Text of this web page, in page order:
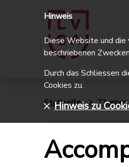
Startseite
Hinweis
Diese Website und die
beschriebenen
Durch das Schliessen
Cookies zu.
Hinweis zu